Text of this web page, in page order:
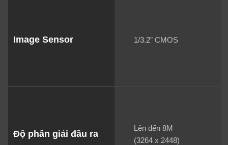
Image Sensor 1/3.2” CMOS
Độ phân giải đầu ra
Lên đến 8M
(3264 x 2448)